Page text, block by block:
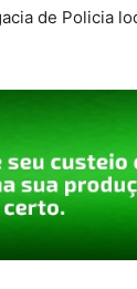
de Policia